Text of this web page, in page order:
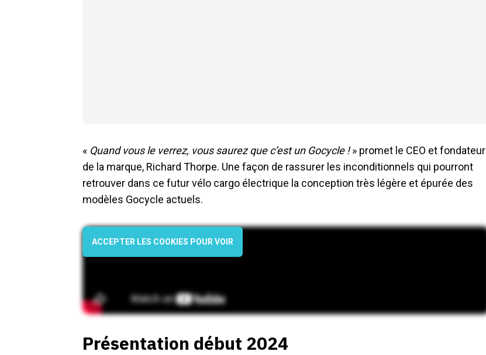
« Quand vous le verrez, vous saurez que c’est un Gocycle !» promet le CEO et fondateur
de la marque, Richard Thorpe. Une façon de rassurer les inconditionnels qui pourront
retrouver dans ce futur vélo cargo électrique la conception très légère et épurée des
modèles Gocycle actuels.
ACCEPTER LES COOKIES POUR VOIR
Présentation début 2024